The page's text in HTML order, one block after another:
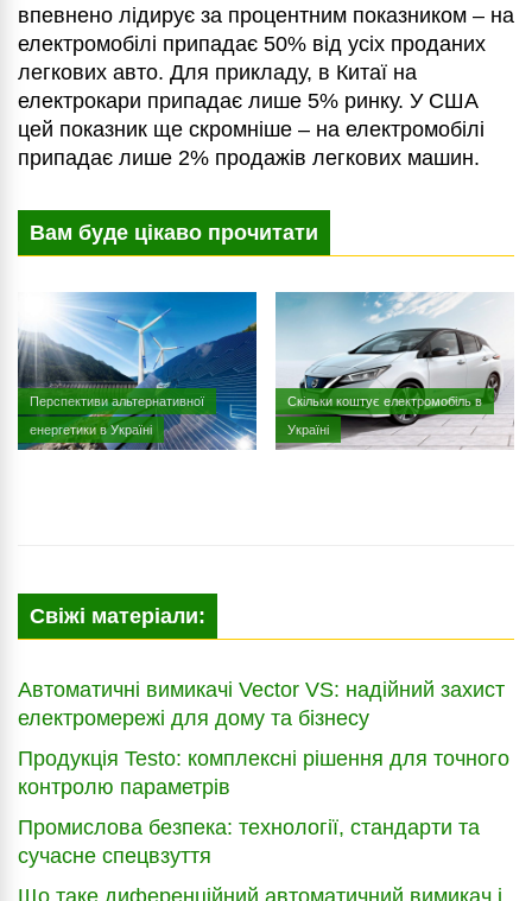
впевнено лідирує за процентним показником – на
електромобілі припадає 50% від усіх проданих
легкових авто. Для прикладу, в Китаї на
електрокари припадає лише 5% ринку. У США
цей показник ще скромніше – на електромобілі
припадає лише 2% продажів легкових машин.
Вам буде цікаво прочитати
Перспективи альтернативної
енергетики в Україні
Скільки коштує електромобіль в
Україні
Свіжі матеріали:
Автоматичні вимикачі Vector VS: надійний захист
електромережі для дому та бізнесу
Продукція Testo: комплексні рішення для точного
контролю параметрів
Промислова безпека: технології, стандарти та
сучасне спецвзуття